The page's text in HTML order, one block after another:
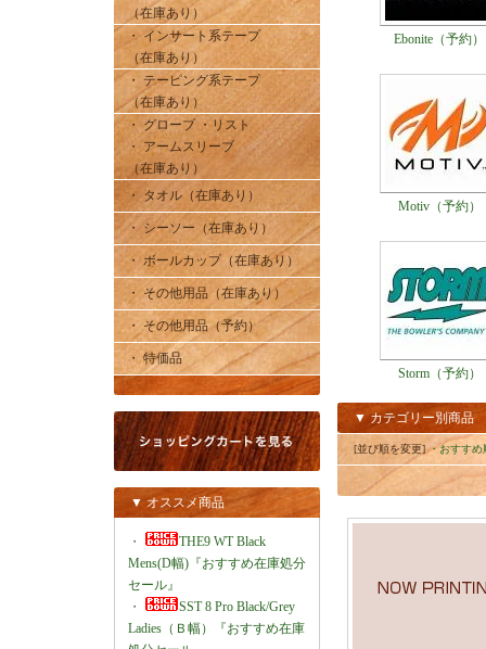
（在庫あり）
・ インサート系テープ
（在庫あり）
・ テーピング系テープ
（在庫あり）
・ グローブ ・リスト
・ アームスリーブ
（在庫あり）
・ タオル（在庫あり）
・ シーソー（在庫あり）
・ ボールカップ（在庫あり）
・ その他用品（在庫あり）
・ その他用品（予約）
・ 特価品
▼ オススメ商品
・
THE9 WT Black
Mens(D幅)『おすすめ在庫処分
セール』
・
SST 8 Pro Black/Grey
Ladies（Ｂ幅）『おすすめ在庫
Ebonite（予約）
Motiv（予約）
Storm（予約）
▼ カテゴリー別商品
[並び順を変更]・おすすめ